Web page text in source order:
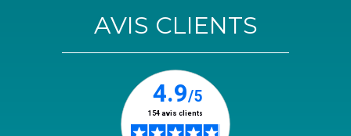
AVIS CLIENTS